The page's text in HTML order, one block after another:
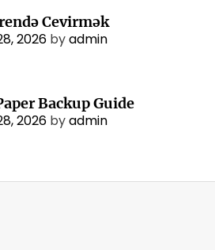
Cevirmək
2026 byadmin
Backup Guide
2026 byadmin